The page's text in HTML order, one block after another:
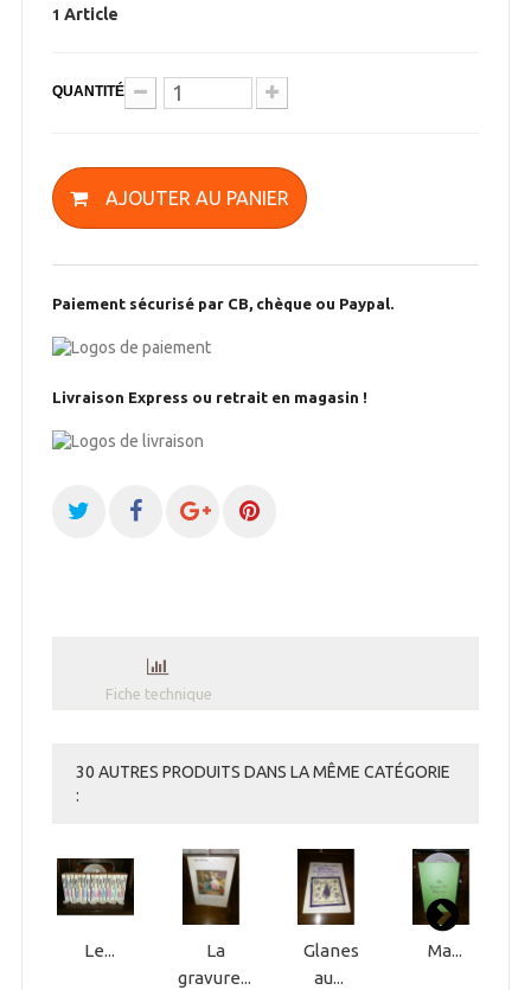
1 Article
QUANTITÉ
AJOUTER AU PANIER
Paiement sécurisé par CB, chèque ou Paypal.
Livraison Express ou retrait en magasin !
Fiche technique
30 AUTRES PRODUITS DANS LA MÊME CATÉGORIE
:
Le...
La
gravure...
Glanes
au...
Ma...